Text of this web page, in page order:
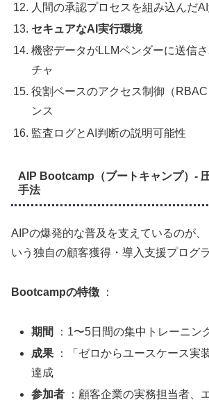
人間の承認プロセスを組み込んだ
セキュアなAI実行環境
機密データがLLMベンダーに送信
チャ
役割ベースのアクセス制御（
ンス
監査ログとAI判断の説明可能性
AIP Bootcamp（ブートキャンプ）-
手法
AIPの爆発的な普及を支えているのが、
いう独自の顧客獲得・導入支援プログ
Bootcampの特徴 ：
期間
：1〜5日間の集中トレーニン
成果 ：「ゼロからユースケース実
達成
参加者 ：顧客企業の実務担当者、